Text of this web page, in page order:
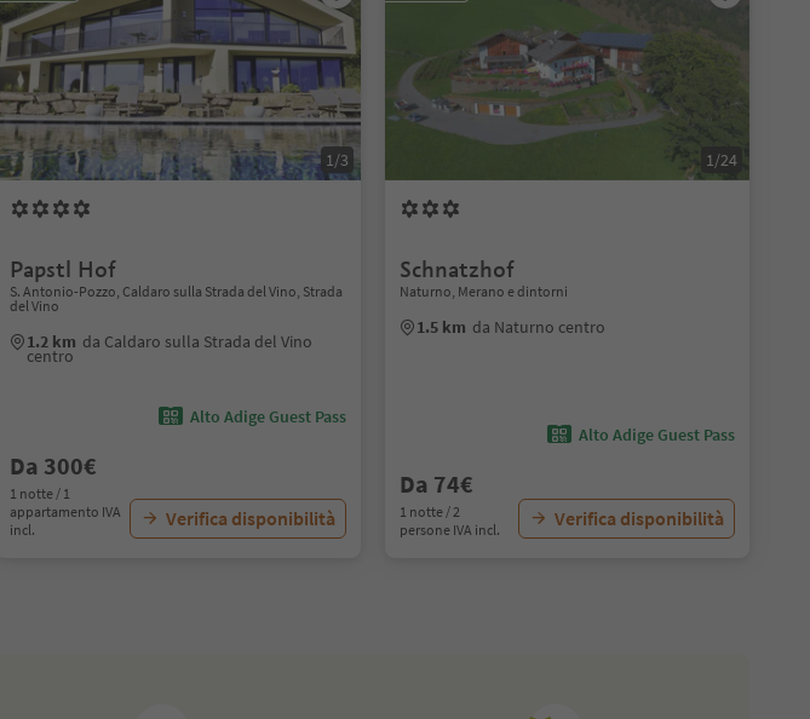
1/3
Papstl Hof
S. Antonio-Pozzo, Caldaro sulla Strada del Vino, Strada
del Vino
1.2 km da Caldaro sulla Strada del Vino
centro
Alto Adige Guest Pass
Da 300€
1 notte / 1
appartamento IVA
incl.
Verifica disponibilità
1/24
Schnatzhof
Naturno, Merano e dintorni
1.5 km da Naturno centro
Alto Adige Guest Pass
Da 74€
1 notte / 2
persone IVA incl.
Verifica disponibilità